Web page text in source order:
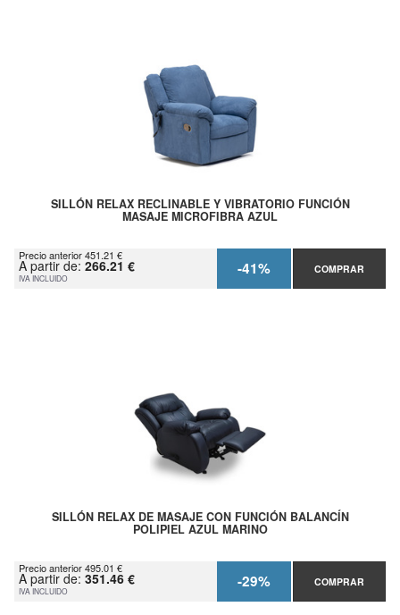
SILLÓN RELAX RECLINABLE Y VIBRATORIO FUNCIÓN
MASAJE MICROFIBRA AZUL
Precio anterior 451.21 €
A partir de: 266.21 €
IVA INCLUIDO -41% COMPRAR
SILLÓN RELAX DE MASAJE CON FUNCIÓN BALANCÍN
POLIPIEL AZUL MARINO
Precio anterior 495.01 €
A partir de: 351.46 €
IVA INCLUIDO -29% COMPRAR